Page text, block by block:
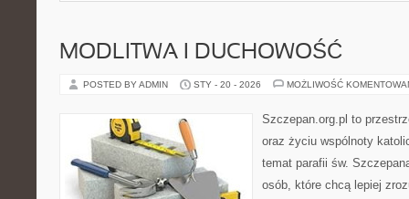
MODLITWA I DUCHOWOŚĆ
POSTED BY ADMIN STY - 20 - 2026 MOŻLIWOŚĆ
Szczepan.org.pl to
oraz życiu wspólnoty
temat parafii św.
osób, które chcą lepiej